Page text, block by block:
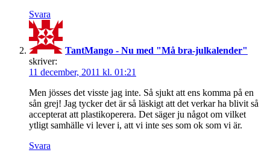
Svara
TantMango - Nu med "Må bra-julkalender"
skriver:
11 december, 2011 kl. 01:21
Men jösses det visste jag inte. Så sjukt att ens komma på en
sån grej! Jag tycker det är så läskigt att det verkar ha blivit så
accepterat att plastikoperera. Det säger ju något om vilket
ytligt samhälle vi lever i, att vi inte ses som ok som vi är.
Svara